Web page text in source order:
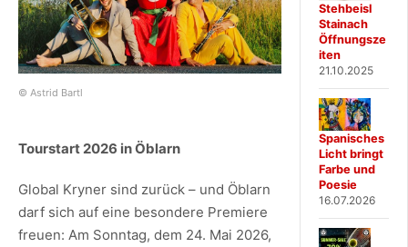
© Astrid Bartl
Tourstart 2026 in Öblarn
Global Kryner sind zurück – und Öblarn
darf sich auf eine besondere Premiere
freuen: Am Sonntag, dem 24. Mai 2026,
Stehbeisl
Stainach
Öffnungsze
iten
21.10.2025
Spanisches
Licht bringt
Farbe und
Poesie
16.07.2026